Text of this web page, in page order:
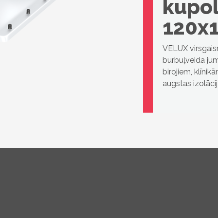
VELUX
burbuļveida
birojiem,
augstas